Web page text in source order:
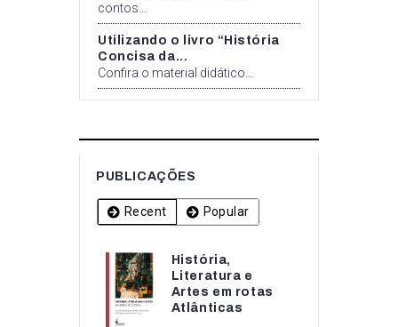
contos...
Utilizando o livro “História
Concisa da...
Confira o material didático...
PUBLICAÇÕES
Recent Popular
História,
Literatura e
Artes em rotas
Atlânticas
História,
Literatura e
Artes em rotas...